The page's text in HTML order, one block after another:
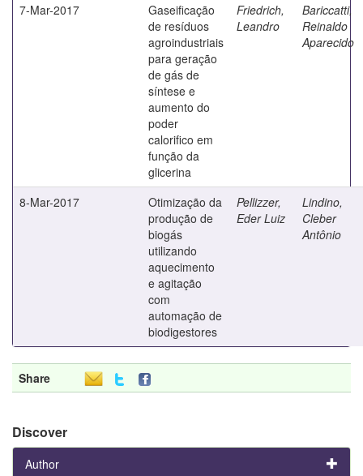
7-Mar-2017
Gaseificação
de resíduos
agroindustriais
para geração
de gás de
síntese e
aumento do
poder
calorifico em
função da
glicerina
Friedrich,
Leandro
Bariccatti,
Reinaldo
Aparecido
8-Mar-2017
Otimização da
produção de
biogás
utilizando
aquecimento
e agitação
com
automação de
biodigestores
Pellizzer,
Eder Luiz
Lindino,
Cleber
Antônio
Share
Discover
Author